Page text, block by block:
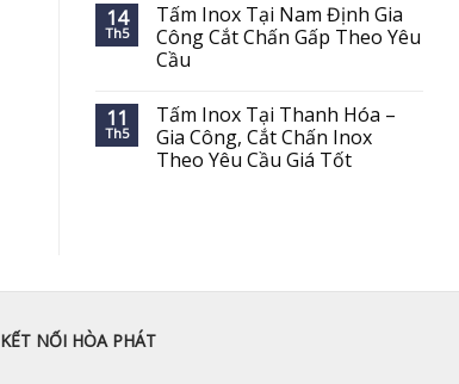
14
Th5
Tấm Inox Tại Nam Định Gia
Công Cắt Chấn Gấp Theo Yêu
Cầu
11
Th5
Tấm Inox Tại Thanh Hóa –
Gia Công, Cắt Chấn Inox
Theo Yêu Cầu Giá Tốt
KẾT NỐI HÒA PHÁT